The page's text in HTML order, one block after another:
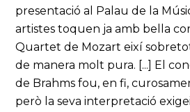
presentació al Palau de la
artistes toquen ja amb bella
Quartet de Mozart eixí
de manera molt pura. [...] El
de Brahms fou, en fi,
però la seva interpretació